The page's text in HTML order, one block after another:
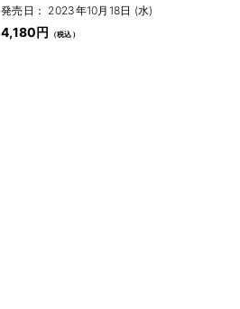
発売日： 2023年10月18日 (水)
4,180円